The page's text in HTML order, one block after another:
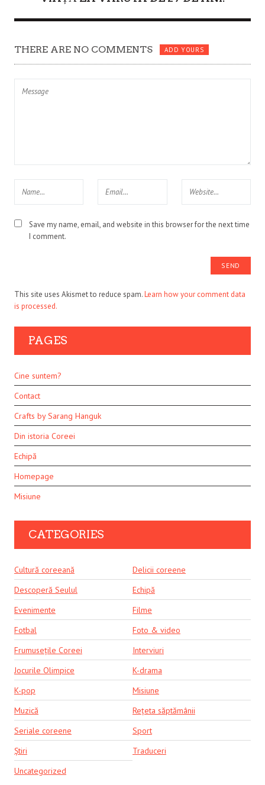
THERE ARE NO COMMENTS ADD YOURS
Save my name, email, and website in this browser for the next time
I comment.
This site uses Akismet to reduce spam.Learn how your comment data
is processed.
PAGES
Cine suntem?
Contact
Crafts by Sarang Hanguk
Din istoria Coreei
Echipă
Homepage
Misiune
CATEGORIES
Cultură coreeană
Delicii coreene
Descoperă Seulul
Echipă
Evenimente
Filme
Fotbal
Foto & video
Frumusețile Coreei
Interviuri
Jocurile Olimpice
K-drama
K-pop
Misiune
Muzică
Rețeta săptămânii
Seriale coreene
Sport
Știri
Traduceri
Uncategorized